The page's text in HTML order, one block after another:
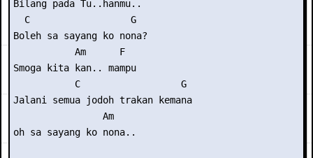
Bilang pada Tu..hanmu..
  C                  G
Boleh sa sayang ko nona?
           Am      F
Smoga kita kan.. mampu
           C                  G
Jalani semua jodoh trakan kemana
                Am